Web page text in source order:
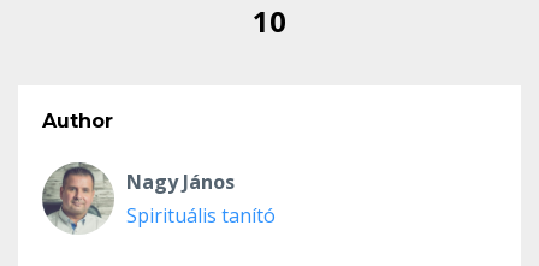
10
Author
Nagy János
Spirituális tanító